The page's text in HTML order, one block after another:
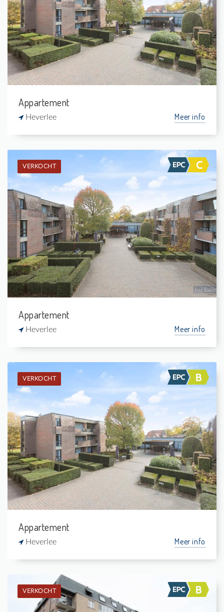
1
4 m²
1
54 m²
Appartement
Heverlee Meer info
VERKOCHT
Verkocht: Assistentie-appartement
1
4 m²
55 m²
Appartement
Heverlee Meer info
VERKOCHT
Verkocht: Assistentie-appartement
1
4 m²
1
54 m²
Appartement
Heverlee Meer info
VERKOCHT